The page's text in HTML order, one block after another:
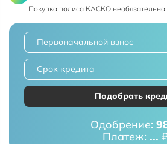
Покупка полиса КАСКО необязательна
Первоначальной взнос
Срок кредита
Подобрать
Одобрение:
Платеж: ...